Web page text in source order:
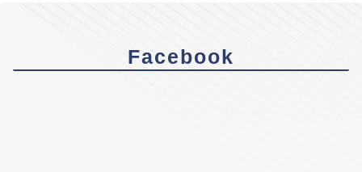
Facebook